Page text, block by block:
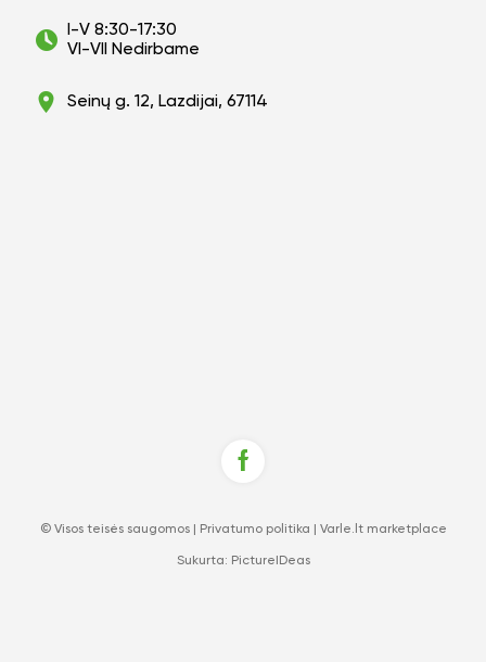
I-V 8:30-17:30
VI-VII Nedirbame
Seinų g. 12, Lazdijai, 67114
© Visos teisės saugomos | Privatumo politika Varle.lt marketplace
Sukurta: PictureIDeas